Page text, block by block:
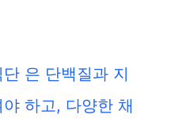
은 단백질과 지
하고, 다양한 채